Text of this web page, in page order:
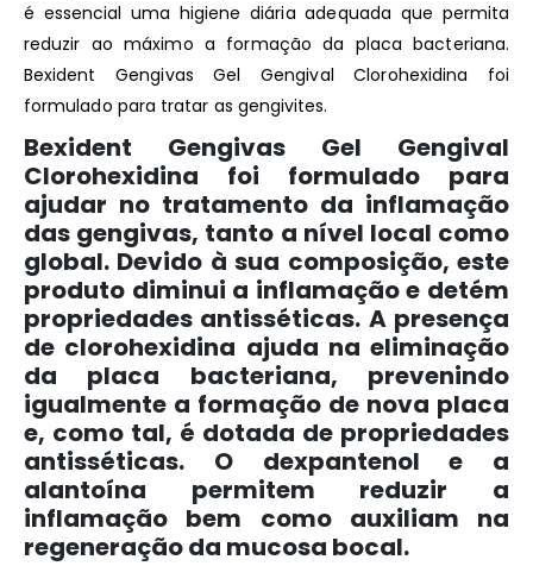
é essencial uma higiene diária adequada que permita
reduzir ao máximo a formação da placa bacteriana.
Bexident Gengivas Gel Gengival Clorohexidina foi
formulado para tratar as gengivites.
Bexident Gengivas Gel Gengival
Clorohexidina foi formulado para
ajudar no tratamento da inflamação
das gengivas, tanto a nível local como
global. Devido à sua composição, este
produto diminui a inflamação e detém
propriedades antisséticas. A presença
de clorohexidina ajuda na eliminação
da placa bacteriana, prevenindo
igualmente a formação de nova placa
e, como tal, é dotada de propriedades
antisséticas. O dexpantenol e a
alantoína permitem reduzir a
inflamação bem como auxiliam na
regeneração da mucosa bocal.